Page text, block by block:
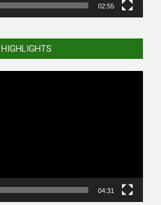
02:55
HIGHLIGHTS
04:31